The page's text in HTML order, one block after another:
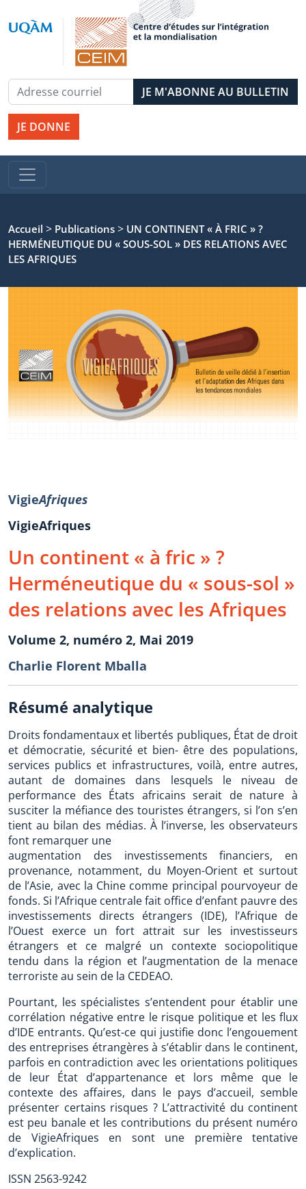
JE DONNE
Accueil > Publications > UN CONTINENT « À FRIC » ?
HERMÉNEUTIQUE DU « SOUS-SOL » DES RELATIONS AVEC
LES AFRIQUES
VigieAfriques
VigieAfriques
Un continent « à fric » ?
Herméneutique du « sous-sol »
des relations avec les Afriques
Volume 2, numéro 2, Mai 2019
Charlie Florent Mballa
Résumé analytique
Droits fondamentaux et libertés publiques, État de droit
et démocratie, sécurité et bien- être des populations,
services publics et infrastructures, voilà, entre autres,
autant de domaines dans lesquels le niveau de
performance des États africains serait de nature à
susciter la méfiance des touristes étrangers, si l’on s’en
tient au bilan des médias. À l’inverse, les observateurs
font remarquer une
augmentation des investissements financiers, en
provenance, notamment, du Moyen-Orient et surtout
de l’Asie, avec la Chine comme principal pourvoyeur de
fonds. Si l’Afrique centrale fait office d’enfant pauvre des
investissements directs étrangers (IDE), l’Afrique de
l’Ouest exerce un fort attrait sur les investisseurs
étrangers et ce malgré un contexte sociopolitique
tendu dans la région et l’augmentation de la menace
terroriste au sein de la CEDEAO.
Pourtant, les spécialistes s’entendent pour établir une
corrélation négative entre le risque politique et les flux
d’IDE entrants. Qu’est-ce qui justifie donc l’engouement
des entreprises étrangères à s’établir dans le continent,
parfois en contradiction avec les orientations politiques
de leur État d’appartenance et lors même que le
contexte des affaires, dans le pays d’accueil, semble
présenter certains risques ? L’attractivité du continent
est peu banale et les contributions du présent numéro
de VigieAfriques en sont une première tentative
d’explication.
ISSN 2563-9242